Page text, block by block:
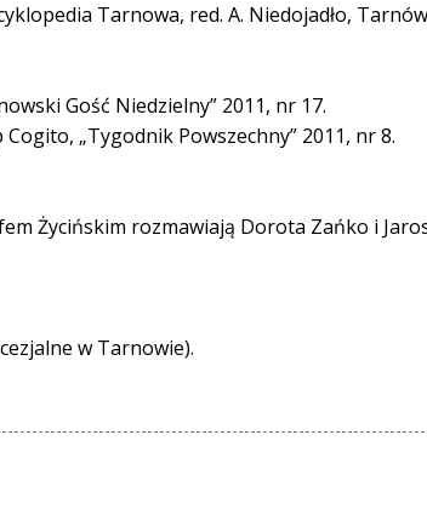
Tarnowa, red. A. Niedojadło,
Gość Niedzielny” 2011, nr 17.
„Tygodnik Powszechny” 2011, nr 8.
Życińskim rozmawiają Dorota Zańko i
w Tarnowie).